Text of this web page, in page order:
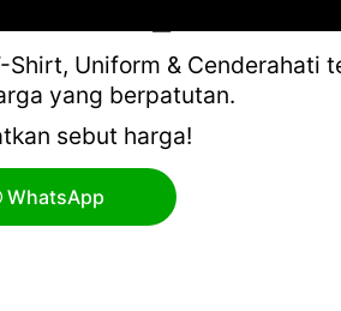
Uniform & Cenderahati
yang berpatutan.
sebut harga!
WhatsApp